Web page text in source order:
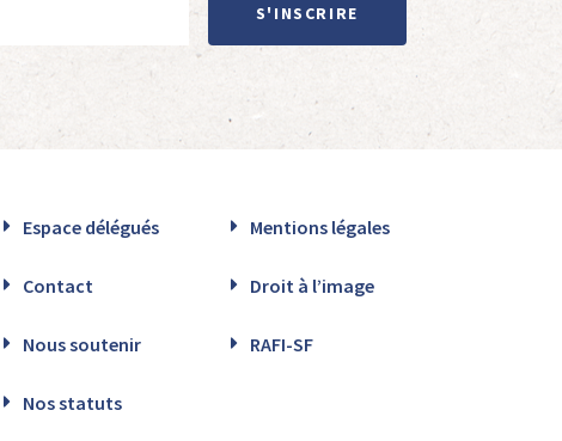
S'INSCRIRE
Espace délégués Mentions légales
Contact Droit à l’image
Nous soutenir RAFI-SF
Nos statuts